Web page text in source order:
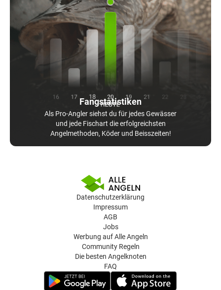
Fangstatistiken
Als Pro-Angler siehst du für jedes Gewässer
und jede Fischart die erfolgreichsten
Angelmethoden, Köder und Beisszeiten!
Datenschutzerklärung
Impressum
AGB
Jobs
Werbung auf Alle Angeln
Community Regeln
Die besten Angelknoten
FAQ